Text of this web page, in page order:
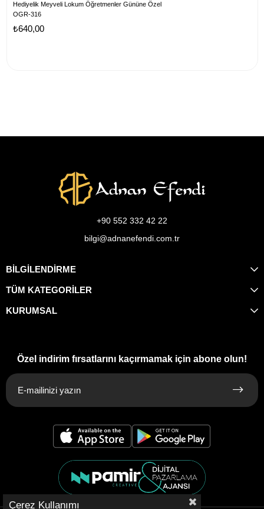
Hediyelik Meyveli Lokum Öğretmenler Gününe Özel
OGR-316
₺640,00
+90 552 332 42 22
bilgi@adnanefendi.com.tr
BİLGİLENDİRME
TÜM KATEGORİLER
KURUMSAL
Özel indirim fırsatlarını kaçırmamak için abone olun!
Çerez Kullanımı